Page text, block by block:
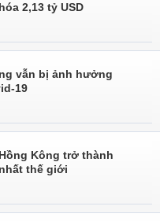
2,13 tỷ USD
vẫn bị ảnh hưởng
19
Kông trở thành
thế giới